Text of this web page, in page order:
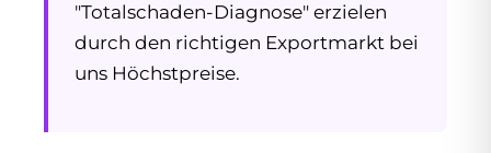
"Totalschaden-Diagnose" erzielen
durch den richtigen Exportmarkt bei
uns Höchstpreise.